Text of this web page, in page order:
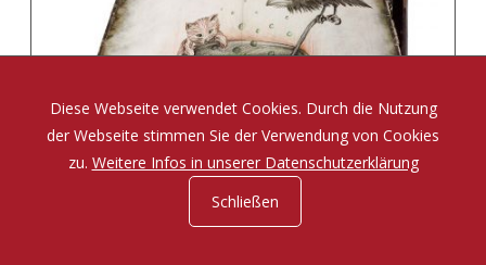
Eine Zauberposse von Michael Ende
Diese Webseite verwendet Cookies. Durch die Nutzung
der Webseite stimmen Sie der Verwendung von Cookies
zu. Weitere Infos in unserer Datenschutzerklärung
Schließen